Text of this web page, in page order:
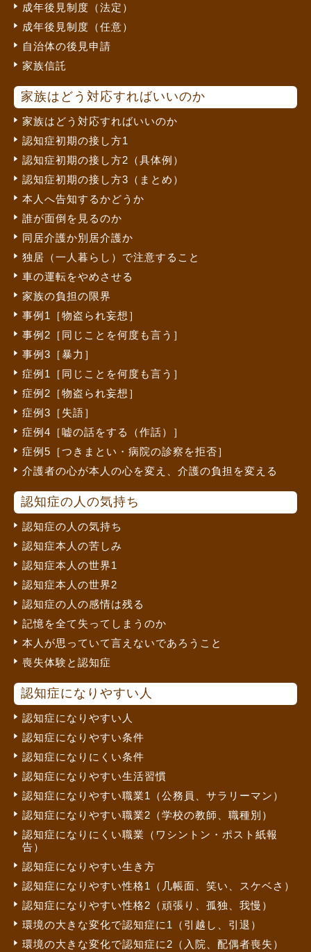
成年後見制度（法定）
成年後見制度（任意）
自治体の後見申請
家族信託
家族はどう対応すればいいのか
家族はどう対応すればいいのか
認知症初期の接し方1
認知症初期の接し方2（具体例）
認知症初期の接し方3（まとめ）
本人へ告知するかどうか
誰が面倒を見るのか
同居介護か別居介護か
独居（一人暮らし）で注意すること
車の運転をやめさせる
家族の負担の限界
事例1［物盗られ妄想］
事例2［同じことを何度も言う］
事例3［暴力］
症例1［同じことを何度も言う］
症例2［物盗られ妄想］
症例3［失語］
症例4［嘘の話をする（作話）］
症例5［つきまとい・病院の診察を拒否］
介護者の心が本人の心を変え、介護の負担を変える
認知症の人の気持ち
認知症の人の気持ち
認知症本人の苦しみ
認知症本人の世界1
認知症本人の世界2
認知症の人の感情は残る
記憶を全て失ってしまうのか
本人が思っていて言えないであろうこと
喪失体験と認知症
認知症になりやすい人
認知症になりやすい人
認知症になりやすい条件
認知症になりにくい条件
認知症になりやすい生活習慣
認知症になりやすい職業1（公務員、サラリーマン）
認知症になりやすい職業2（学校の教師、職種別）
認知症になりにくい職業（ワシントン・ポスト紙報
告）
認知症になりやすい生き方
認知症になりやすい性格1（几帳面、笑い、スケベさ）
認知症になりやすい性格2（頑張り、孤独、我慢）
環境の大きな変化で認知症に1（引越し、引退）
環境の大きな変化で認知症に2（入院、配偶者喪失）